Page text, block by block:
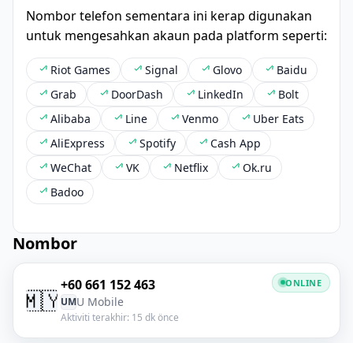
Nombor telefon sementara ini kerap digunakan
untuk mengesahkan akaun pada platform seperti:
Riot Games Signal Glovo
Baidu
Grab
DoorDash LinkedIn
Bolt
Alibaba
Line Venmo
Uber Eats
AliExpress
Spotify
Cash App
WeChat
VK Netflix
Ok.ru
Badoo
Nombor
🇲🇾
+60 661 152 463
UMU Mobile
Aktiviti terakhir: 15 dk önce
ONLINE